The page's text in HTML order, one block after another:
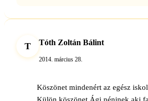
T Tóth Zoltán Bálint
2014. március 28.
Köszönet mindenért az egész